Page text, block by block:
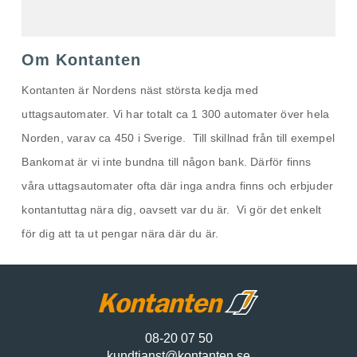
Om Kontanten
Kontanten är Nordens näst största kedja med
uttagsautomater. Vi har totalt ca 1 300 automater över hela
Norden, varav ca 450 i Sverige. Till skillnad från till exempel
Bankomat är vi inte bundna till någon bank. Därför finns
våra uttagsautomater ofta där inga andra finns och erbjuder
kontantuttag nära dig, oavsett var du är. Vi gör det enkelt
för dig att ta ut pengar nära där du är.
08-20 07 50